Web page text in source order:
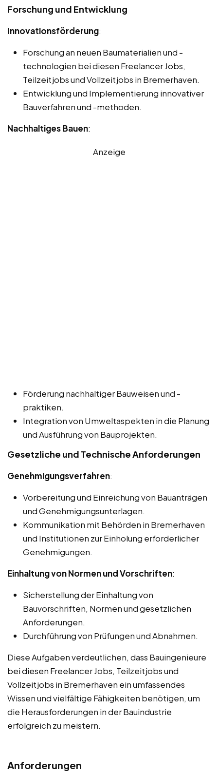
Forschung und Entwicklung
Innovationsförderung:
Forschung an neuen Baumaterialien und -
technologien bei diesen Freelancer Jobs,
Teilzeitjobs und Vollzeitjobs in Bremerhaven.
Entwicklung und Implementierung innovativer
Bauverfahren und -methoden.
Nachhaltiges Bauen:
Anzeige
Förderung nachhaltiger Bauweisen und -
praktiken.
Integration von Umweltaspekten in die Planung
und Ausführung von Bauprojekten.
Gesetzliche und Technische Anforderungen
Genehmigungsverfahren:
Vorbereitung und Einreichung von Bauanträgen
und Genehmigungsunterlagen.
Kommunikation mit Behörden in Bremerhaven
und Institutionen zur Einholung erforderlicher
Genehmigungen.
Einhaltung von Normen und Vorschriften:
Sicherstellung der Einhaltung von
Bauvorschriften, Normen und gesetzlichen
Anforderungen.
Durchführung von Prüfungen und Abnahmen.
Diese Aufgaben verdeutlichen, dass Bauingenieure
bei diesen Freelancer Jobs, Teilzeitjobs und
Vollzeitjobs in Bremerhaven ein umfassendes
Wissen und vielfältige Fähigkeiten benötigen, um
die Herausforderungen in der Bauindustrie
erfolgreich zu meistern.
Anforderungen